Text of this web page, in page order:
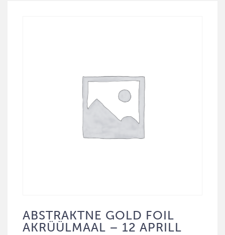
ABSTRAKTNE GOLD FOIL
AKRÜÜLMAAL – 12 APRILL